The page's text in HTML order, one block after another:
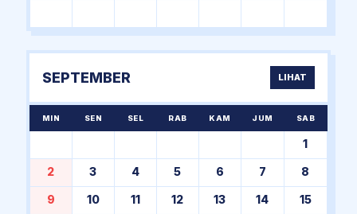
SEPTEMBER LIHAT
MIN SEN SEL RAB KAM JUM SAB
1
2 3 4 5 6 7 8
9 10 11 12 13 14 15